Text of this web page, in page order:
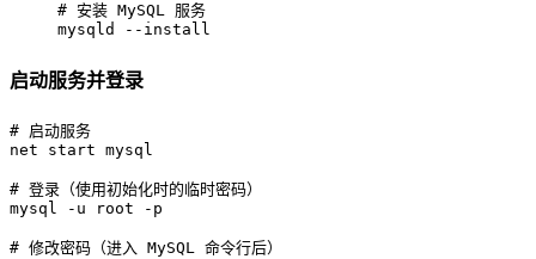
# 安装 MySQL 服务
mysqld --install
启动服务并登录
net
start mysql
# 登录（使用初始化时的临时密码）
mysql -u root -p
# 修改密码（进入 MySQL 命令行后）